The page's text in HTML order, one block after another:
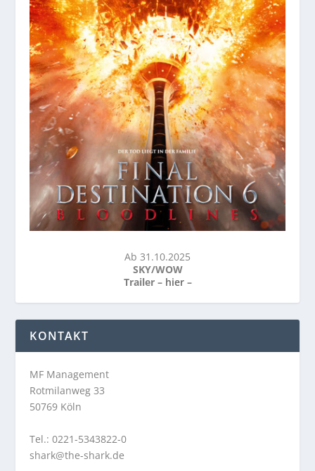
Ab 31.10.2025
SKY/WOW
Trailer – hier –
KONTAKT
MF Management
Rotmilanweg 33
50769 Köln
Tel.: 0221-5343822-0
shark@the-shark.de